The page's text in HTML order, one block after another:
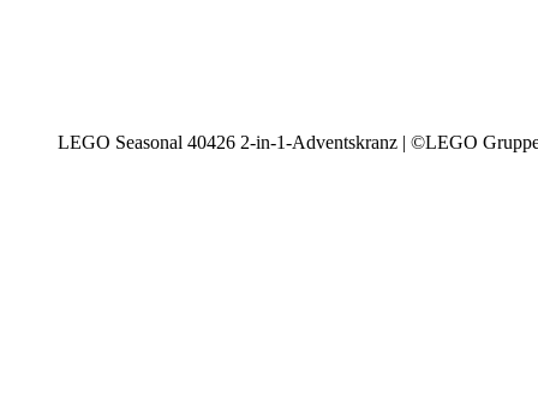
LEGO Seasonal 40426 2-in-1-Adventskranz | ©LEGO